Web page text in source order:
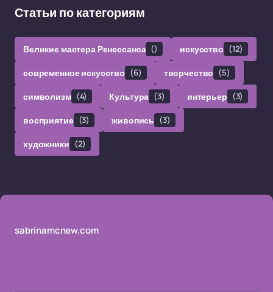
Статьи по категориям
Великие мастера Ренессанса () искусство (12)
современное искусство (6) творчество (5)
символизм (4) Культура (3) интерьер (3)
восприятие (3) живопись (3)
художники (2)
sabrinamcnew.com